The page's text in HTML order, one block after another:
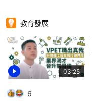
03:25
教育發展
6